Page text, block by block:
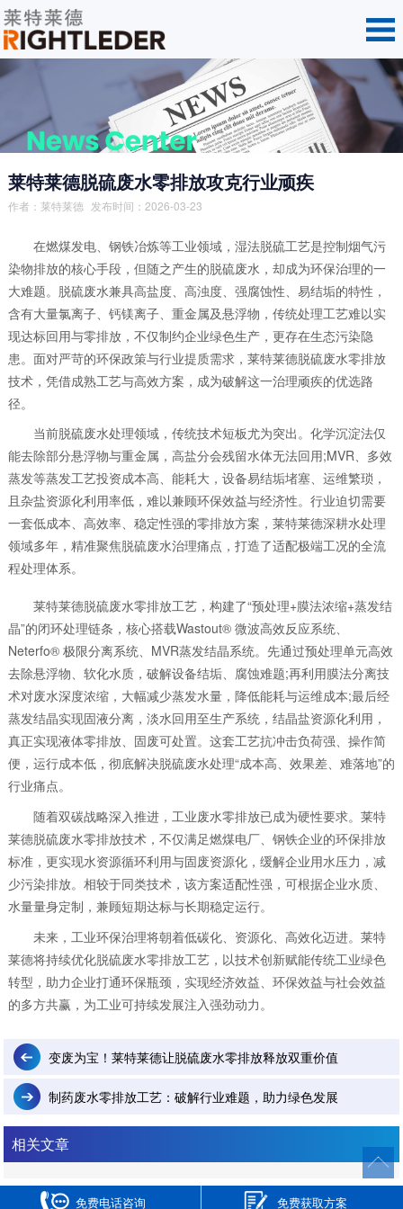
莱特莱德脱硫废水零排放攻克行业顽疾
作者： 莱特莱德 发布时间：2026-03-23
在燃煤发电、钢铁冶炼等工业领域，湿法脱硫工艺是控制烟气污
染物排放的核心手段，但随之产生的脱硫废水，却成为环保治理的一
大难题。脱硫废水兼具高盐度、高浊度、强腐蚀性、易结垢的特性，
含有大量氯离子、钙镁离子、重金属及悬浮物，传统处理工艺难以实
现达标回用与零排放，不仅制约企业绿色生产，更存在生态污染隐
患。面对严苛的环保政策与行业提质需求，莱特莱德脱硫废水零排放
技术，凭借成熟工艺与高效方案，成为破解这一治理顽疾的优选路
径。
当前脱硫废水处理领域，传统技术短板尤为突出。化学沉淀法仅
能去除部分悬浮物与重金属，高盐分会残留水体无法回用;MVR、多效
蒸发等蒸发工艺投资成本高、能耗大，设备易结垢堵塞、运维繁琐，
且杂盐资源化利用率低，难以兼顾环保效益与经济性。行业迫切需要
一套低成本、高效率、稳定性强的零排放方案，莱特莱德深耕水处理
领域多年，精准聚焦脱硫废水治理痛点，打造了适配极端工况的全流
程处理体系。
莱特莱德脱硫废水零排放工艺，构建了“预处理+膜法浓缩+蒸发结
晶”的闭环处理链条，核心搭载Wastout® 微波高效反应系统、
Neterfo® 极限分离系统、MVR蒸发结晶系统。先通过预处理单元高效
去除悬浮物、软化水质，破解设备结垢、腐蚀难题;再利用膜法分离技
术对废水深度浓缩，大幅减少蒸发水量，降低能耗与运维成本;最后经
蒸发结晶实现固液分离，淡水回用至生产系统，结晶盐资源化利用，
真正实现液体零排放、固废可处置。这套工艺抗冲击负荷强、操作简
便，运行成本低，彻底解决脱硫废水处理“成本高、效果差、难落地”的
行业痛点。
随着双碳战略深入推进，工业废水零排放已成为硬性要求。莱特
莱德脱硫废水零排放技术，不仅满足燃煤电厂、钢铁企业的环保排放
标准，更实现水资源循环利用与固废资源化，缓解企业用水压力，减
少污染排放。相较于同类技术，该方案适配性强，可根据企业水质、
水量量身定制，兼顾短期达标与长期稳定运行。
未来，工业环保治理将朝着低碳化、资源化、高效化迈进。莱特
莱德将持续优化脱硫废水零排放工艺，以技术创新赋能传统工业绿色
转型，助力企业打通环保瓶颈，实现经济效益、环保效益与社会效益
的多方共赢，为工业可持续发展注入强劲动力。
变废为宝！莱特莱德让脱硫废水零排放释放双重价值
制药废水零排放工艺：破解行业难题，助力绿色发展
相关文章
免费电话咨询 免费获取方案